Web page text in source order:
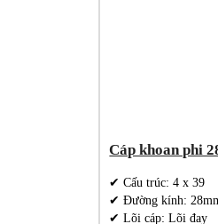
Cáp khoan phi
✔ Cấu trúc: 4 x 39
✔ Đường kính:
✔ Lõi cáp: Lõi đay